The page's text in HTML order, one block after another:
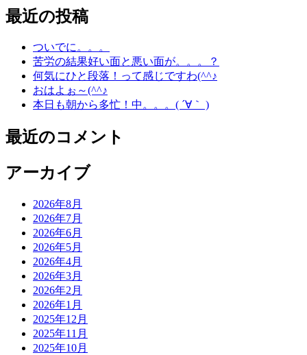
最近の投稿
ついでに。。。
苦労の結果好い面と悪い面が。。。？
何気にひと段落！って感じですわ(^^♪
おはよぉ～(^^♪
本日も朝から多忙！中。。。( ´∀｀ )
最近のコメント
アーカイブ
2026年8月
2026年7月
2026年6月
2026年5月
2026年4月
2026年3月
2026年2月
2026年1月
2025年12月
2025年11月
2025年10月